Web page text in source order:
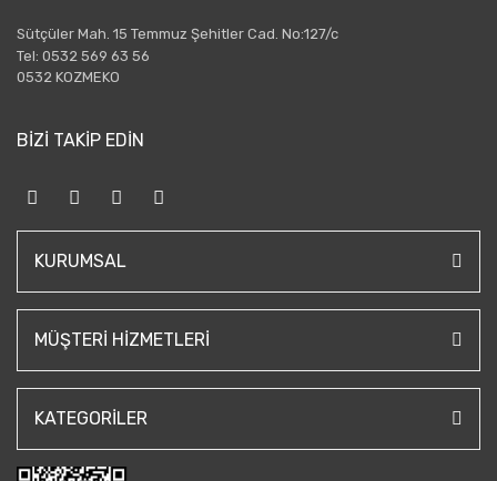
Sütçüler Mah. 15 Temmuz Şehitler Cad. No:127/c
Tel: 0532 569 63 56
0532 KOZMEKO
BİZİ TAKİP EDİN
KURUMSAL
MÜŞTERI HIZMETLERI
KATEGORILER